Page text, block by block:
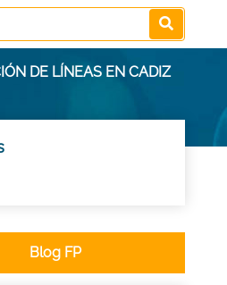
DE LÍNEAS EN CADIZ
Blog FP